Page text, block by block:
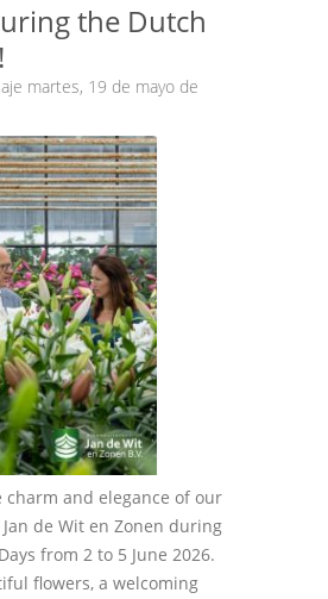
the Dutch
martes, 19 de mayo de
charm and elegance of our
de Wit en Zonen during
from 2 to 5 June 2026.
flowers, a welcoming